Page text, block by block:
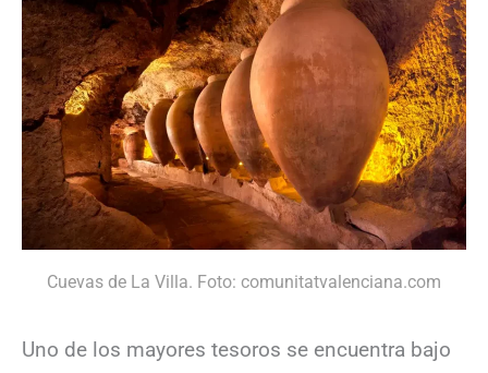
Cuevas de La Villa. Foto: comunitatvalenciana.com
Uno de los mayores tesoros se encuentra bajo